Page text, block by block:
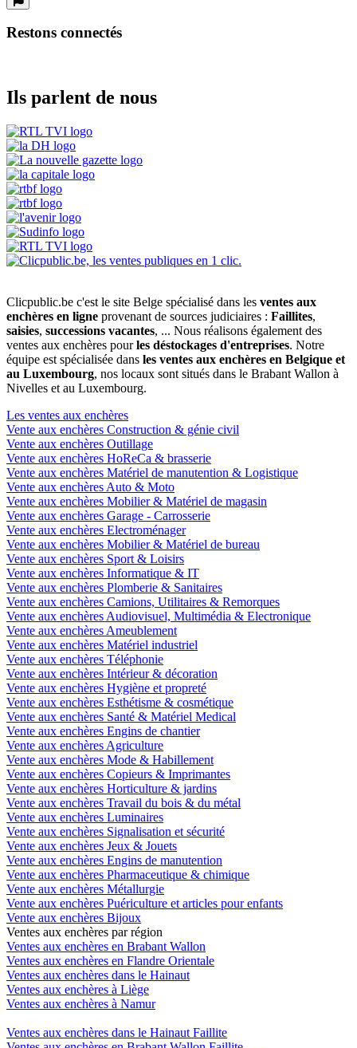
Restons connectés
Ils parlent de nous
Clicpublic.be c'est le site Belge spécialisé dans les ventes aux
enchères en ligne provenant de sources judiciaires : Faillites,
saisies, successions vacantes, ... Nous réalisons également des
ventes aux enchères pourles déstockages d'entreprises. Notre
équipe est spécialisée dans les ventes aux enchères en Belgique et
au Luxembourg, nos locaux sont situés dans le Brabant Wallon à
Nivelles et au Luxembourg.
Les ventes aux enchères
Vente aux enchères Construction & génie civil
Vente aux enchères Outillage
Vente aux enchères HoReCa & brasserie
Vente aux enchères Matériel de manutention & Logistique
Vente aux enchères Auto & Moto
Vente aux enchères Mobilier & Matériel de magasin
Vente aux enchères Garage - Carrosserie
Vente aux enchères Electroménager
Vente aux enchères Mobilier & Matériel de bureau
Vente aux enchères Sport & Loisirs
Vente aux enchères Informatique & IT
Vente aux enchères Plomberie & Sanitaires
Vente aux enchères Camions, Utilitaires & Remorques
Vente aux enchères Audiovisuel, Multimédia & Electronique
Vente aux enchères Ameublement
Vente aux enchères Matériel industriel
Vente aux enchères Téléphonie
Vente aux enchères Intérieur & décoration
Vente aux enchères Hygiène et propreté
Vente aux enchères Esthétisme & cosmétique
Vente aux enchères Santé & Matériel Medical
Vente aux enchères Engins de chantier
Vente aux enchères Agriculture
Vente aux enchères Mode & Habillement
Vente aux enchères Copieurs & Imprimantes
Vente aux enchères Horticulture & jardins
Vente aux enchères Travail du bois & du métal
Vente aux enchères Luminaires
Vente aux enchères Signalisation et sécurité
Vente aux enchères Jeux & Jouets
Vente aux enchères Engins de manutention
Vente aux enchères Pharmaceutique & chimique
Vente aux enchères Métallurgie
Vente aux enchères Puériculture et articles pour enfants
Vente aux enchères Bijoux
Ventes aux enchères par région
Ventes aux enchères en Brabant Wallon
Ventes aux enchères en Flandre Orientale
Ventes aux enchères dans le Hainaut
Ventes aux enchères à Liège
Ventes aux enchères à Namur
Ventes aux enchères dans le Hainaut Faillite